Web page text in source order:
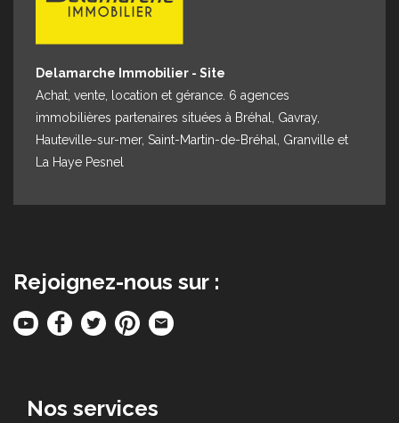
Delamarche Immobilier - Site
Achat, vente, location et gérance. 6 agences
immobilières partenaires situées à Bréhal, Gavray,
Hauteville-sur-mer, Saint-Martin-de-Bréhal, Granville et
La Haye Pesnel
Rejoignez-nous sur :
Nos services